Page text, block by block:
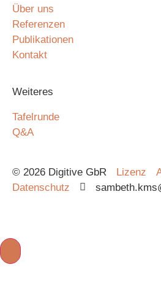
Über uns
Referenzen
Publikationen
Kontakt
Weiteres
Tafelrunde
Q&A
© 2026 Digitive GbR Lizenz
Datenschutz